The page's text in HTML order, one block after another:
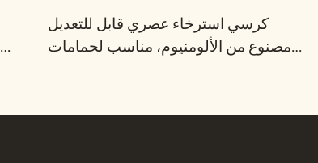
كرسي استرخاء عصري قابل للتعديل
مصنوع من الألومنيوم، مناسب لحمامات